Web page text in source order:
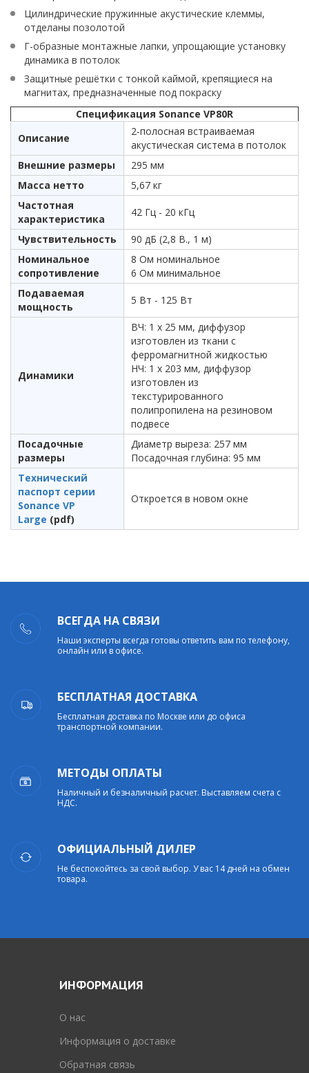
Цилиндрические пружинные акустические клеммы,
отделаны позолотой
Г-образные монтажные лапки, упрощающие установку
динамика в потолок
Защитные решётки с тонкой каймой, крепящиеся на
магнитах, предназначенные под покраску
Спецификация Sonance VP80R
Описание
2-полосная встраиваемая
акустическая система в потолок
Внешние размеры
295 мм
Масса нетто
5,67 кг
Частотная
характеристика
42 Гц - 20 кГц
Чувствительность
90 дБ (2,8 В., 1 м)
Номинальное
сопротивление
8 Ом номинальное
6 Ом минимальное
Подаваемая
мощность
5 Вт - 125 Вт
Динамики
ВЧ: 1 х 25 мм, диффузор
изготовлен из ткани с
ферромагнитной жидкостью
НЧ: 1 х 203 мм, диффузор
изготовлен из
текстурированного
полипропилена на резиновом
подвесе
Посадочные
размеры
Диаметр выреза: 257 мм
Посадочная глубина: 95 мм
Технический
паспорт серии
Sonance VP
Large (pdf)
Откроется в новом окне
ВСЕГДА НА СВЯЗИ
Наши эксперты всегда готовы ответить вам по телефону,
онлайн или в офисе.
БЕСПЛАТНАЯ ДОСТАВКА
Бесплатная доставка по Москве или до офиса
транспортной компании.
МЕТОДЫ ОПЛАТЫ
Наличный и безналичный расчет. Выставляем счета с
НДС.
ОФИЦИАЛЬНЫЙ ДИЛЕР
Не беспокойтесь за свой выбор. У вас 14 дней на обмен
товара.
ИНФОРМАЦИЯ
O нас
Информация о доставке
Обратная связь